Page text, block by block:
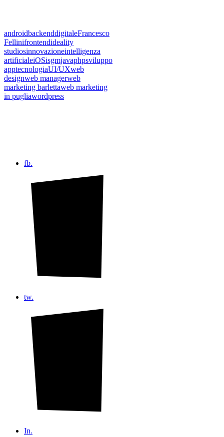
androidbackenddigitaleFrancesco
Fellinifrontendideality
studiosinnovazioneintelligenza
artificialeiOSisgmjavaphpsviluppo
apptecnologiaUI/UXweb
designweb managerweb
marketing barlettaweb marketing
in pugliawordpress
fb.
tw.
In.